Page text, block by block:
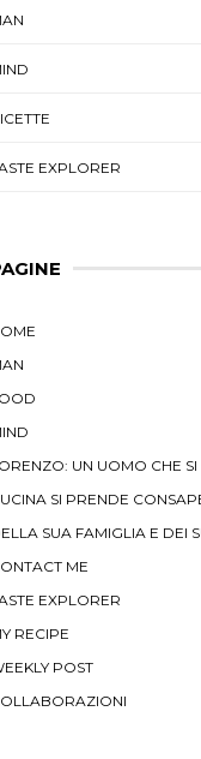
EXPLORER
UN UOMO CHE
SI PRENDE
SUA FAMIGLIA E DEI
ME
EXPLORER
RECIPE
POST